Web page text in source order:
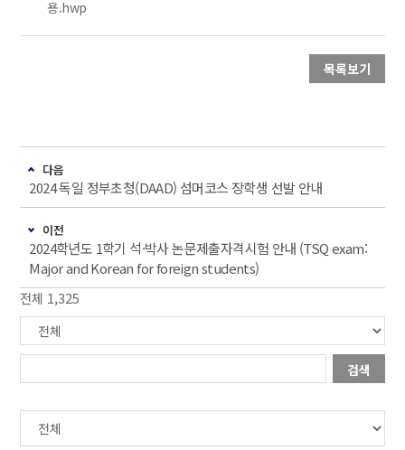
용.hwp
목록보기
다음
2024 독일 정부초청(DAAD) 섬머코스 장학생 선발 안내
이전
2024학년도 1학기 석·박사 논문제출자격시험 안내 (TSQ exam:
Major and Korean for foreign students)
전체 1,325
검색